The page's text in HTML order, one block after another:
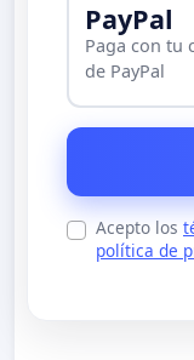
PayPal
Paga con tu
de PayPal
Acepto los
política de